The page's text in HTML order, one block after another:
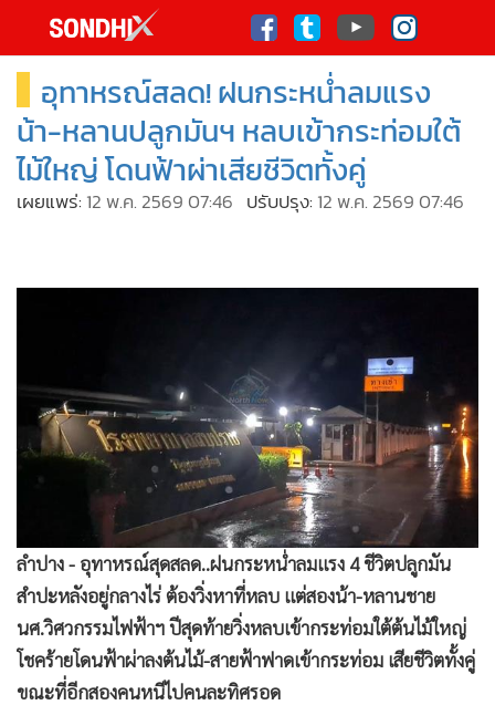
ดต
หน้าหลัก
•
SondhiX
• Social
• World Talk
• ข่าวลึกปมลับ
•
น่าสนใจ
ข่าวอัพเดต
• เศรษฐกิจ-ธุรกิจ
สังคม-โซเชียล
อุทาหรณ์สลด! ฝนกระหน่ำลมแรง
น้า-หลานปลูกมันฯ หลบเข้ากระท่อมใต้
ไม้ใหญ่ โดนฟ้าผ่าเสียชีวิตทั้งคู่
เผยแพร่: 12 พ.ค. 2569 07:46 ปรับปรุง: 12 พ.ค. 2569 07:46
ลำปาง - อุทาหรณ์สุดสลด..ฝนกระหน่ำลมแรง 4 ชีวิตปลูกมัน
สำปะหลังอยู่กลางไร่ ต้องวิ่งหาที่หลบ แต่สองน้า-หลานชาย
นศ.วิศวกรรมไฟฟ้าฯ ปีสุดท้ายวิ่งหลบเข้ากระท่อมใต้ต้นไม้ใหญ่
โชคร้ายโดนฟ้าผ่าลงต้นไม้-สายฟ้าฟาดเข้ากระท่อม เสียชีวิตทั้งคู่
ขณะที่อีกสองคนหนีไปคนละทิศรอด